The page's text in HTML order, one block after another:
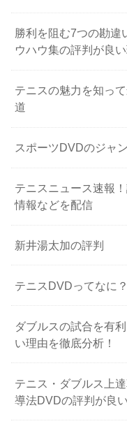
勝利を阻む7つの勘違
ウハウ集の評判が良
テニスの魅力を知っ
道
スポーツDVDのジャ
テニスニュース速報
情報などを配信
新井湯太加の評判
テニスDVDってなに
ダブルスの試合を有
い理由を徹底分析！
テニス・ダブルス上
導法DVDの評判が良